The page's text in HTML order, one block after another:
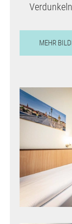
Verdunkeln
MEHR